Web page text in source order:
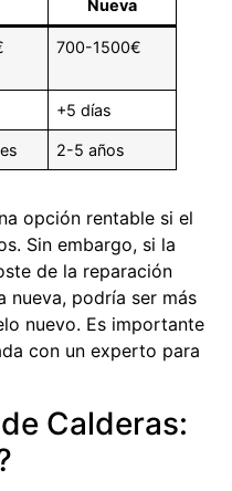
Nueva
700-1500€
+5 días
2-5 años
opción rentable si el
Sin embargo, si la
de la reparación
nueva, podría ser más
nuevo. Es importante
con un experto para
Calderas: